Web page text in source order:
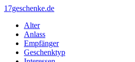
Zum
springen
17geschenke.de
Alter
Anlass
Empfänger
Geschenktyp